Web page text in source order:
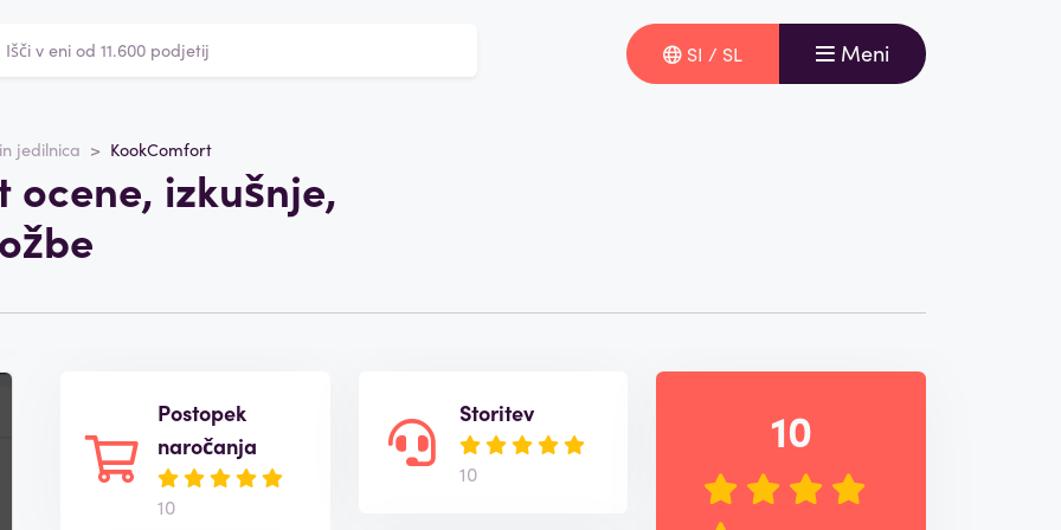
SI / SL Meni
jedilnica KookComfort
ocene, izkušnje,
Postopek
naročanja
10
Storitev
10
10